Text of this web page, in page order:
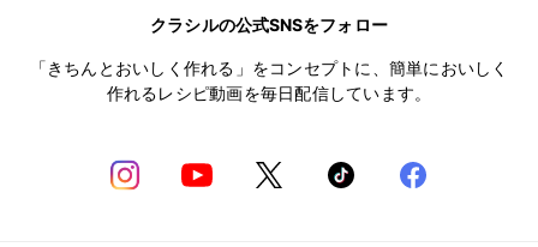
クラシルの公式SNSをフォロー
「きちんとおいしく作れる」をコンセプトに、簡単においしく
作れるレシピ動画を毎日配信しています。